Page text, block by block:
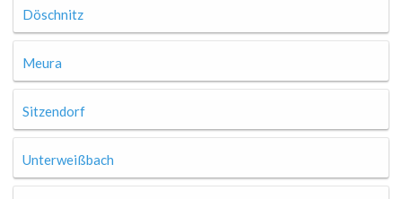
Döschnitz
Meura
Sitzendorf
Unterweißbach